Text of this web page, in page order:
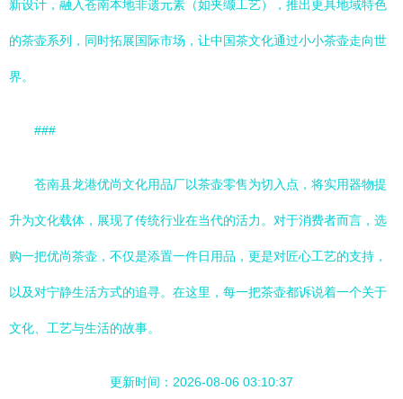
新设计，融入苍南本地非遗元素（如夹缬工艺），推出更具地域特色
的茶壶系列，同时拓展国际市场，让中国茶文化通过小小茶壶走向世
界。
###
苍南县龙港优尚文化用品厂以茶壶零售为切入点，将实用器物提
升为文化载体，展现了传统行业在当代的活力。对于消费者而言，选
购一把优尚茶壶，不仅是添置一件日用品，更是对匠心工艺的支持，
以及对宁静生活方式的追寻。在这里，每一把茶壶都诉说着一个关于
文化、工艺与生活的故事。
更新时间：2026-08-06 03:10:37